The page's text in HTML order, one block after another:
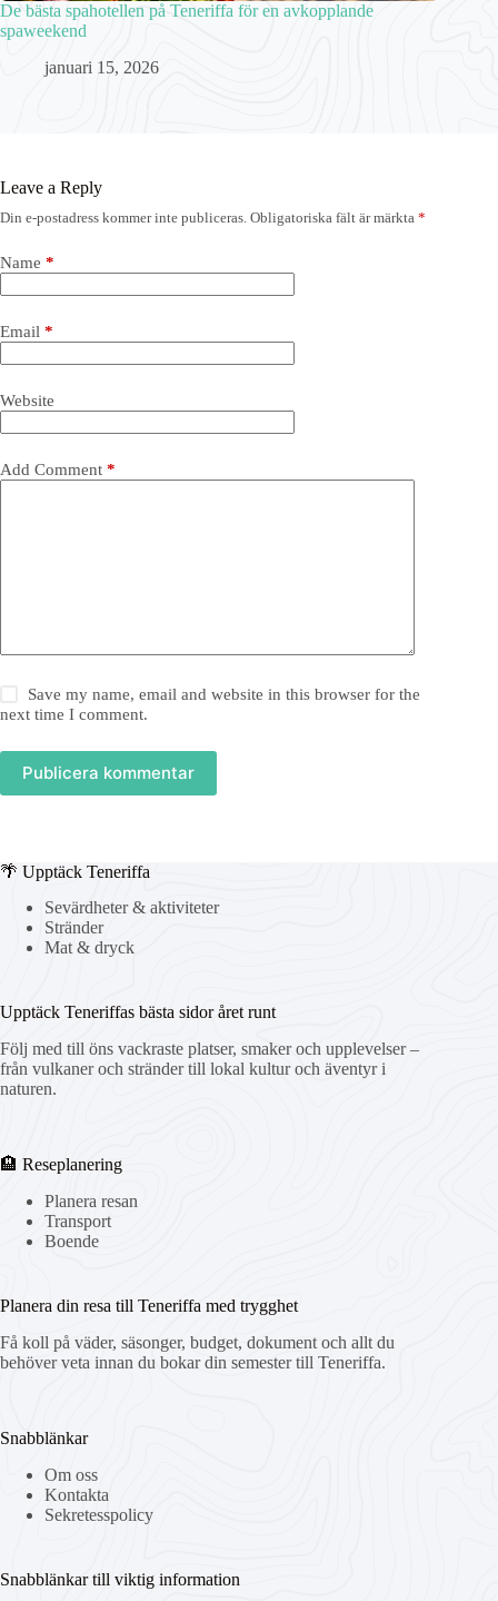
De bästa spahotellen på Teneriffa för en avkopplande
spaweekend
januari 15, 2026
Leave a Reply
Din e-postadress kommer inte publiceras. Obligatoriska fält är märkta *
Name *
Email *
Website
Add Comment *
Save my name, email and website in this browser for the
next time I comment.
Publicera kommentar
🌴 Upptäck Teneriffa
Sevärdheter & aktiviteter
Stränder
Mat & dryck
Upptäck Teneriffas bästa sidor året runt
Följ med till öns vackraste platser, smaker och upplevelser –
från vulkaner och stränder till lokal kultur och äventyr i
naturen.
🏨 Reseplanering
Planera resan
Transport
Boende
Planera din resa till Teneriffa med trygghet
Få koll på väder, säsonger, budget, dokument och allt du
behöver veta innan du bokar din semester till Teneriffa.
Snabblänkar
Om oss
Kontakta
Sekretesspolicy
Snabblänkar till viktig information